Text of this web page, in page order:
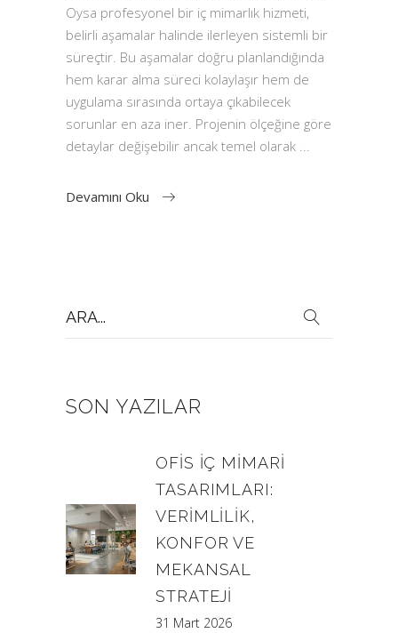
Oysa profesyonel bir iç mimarlık hizmeti,
belirli aşamalar halinde ilerleyen sistemli bir
süreçtir. Bu aşamalar doğru planlandığında
hem karar alma süreci kolaylaşır hem de
uygulama sırasında ortaya çıkabilecek
sorunlar en aza iner. Projenin ölçeğine göre
detaylar değişebilir ancak temel olarak
Devamını Oku
for:
SON YAZILAR
OFIS İÇ MIMARI
TASARIMLARI:
VERIMLILIK,
KONFOR VE
MEKANSAL
STRATEJI
31 Mart 2026